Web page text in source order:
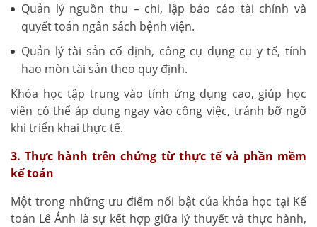
Quản lý nguồn thu – chi, lập báo cáo tài chính và
quyết toán ngân sách bệnh viện.
Quản lý tài sản cố định, công cụ dụng cụ y tế, tính
hao mòn tài sản theo quy định.
Khóa học tập trung vào tính ứng dụng cao, giúp học
viên có thể áp dụng ngay vào công việc, tránh bỡ ngỡ
khi triển khai thực tế.
3. Thực hành trên chứng từ thực tế và phần mềm
kế toán
Một trong những ưu điểm nổi bật của khóa học tại Kế
toán Lê Ánh là sự kết hợp giữa lý thuyết và thực hành,